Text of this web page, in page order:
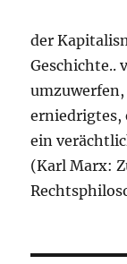
der
Geschichte..
erniedrigtes,
ein
(Karl Marx: